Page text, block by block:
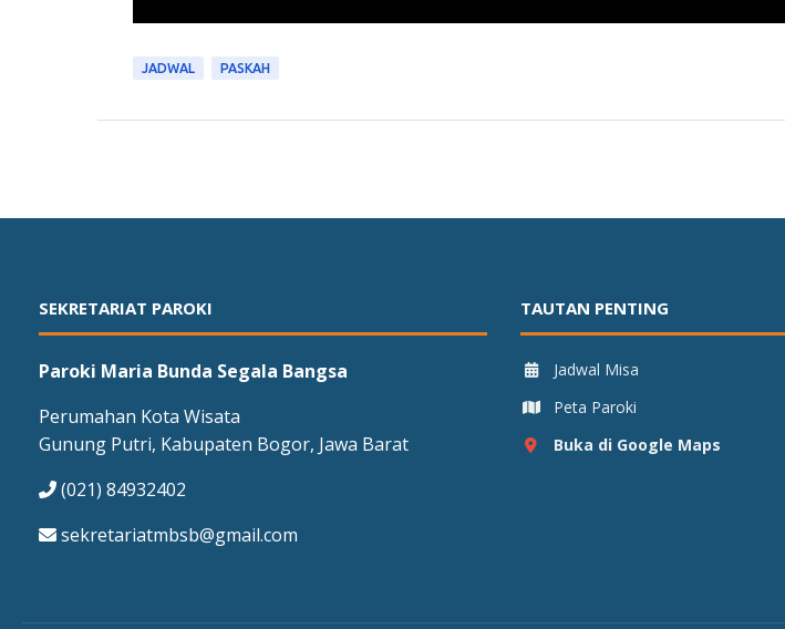
JADWAL PASKAH
SEKRETARIAT PAROKI
Paroki Maria Bunda Segala Bangsa
Perumahan Kota Wisata
Gunung Putri, Kabupaten Bogor, Jawa Barat
(021) 84932402
sekretariatmbsb@gmail.com
TAUTAN PENTING
Jadwal Misa
Peta Paroki
Buka di Google Maps